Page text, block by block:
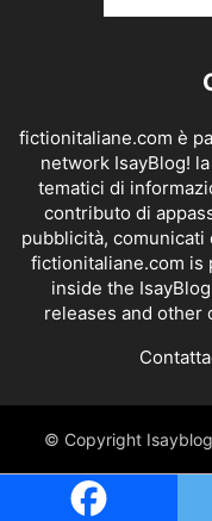
fictionitaliane.com è
network IsayBlog!
tematici di
contributo di
pubblicità, comunicati
fictionitaliane.com is
inside the
releases and other
© Copyright